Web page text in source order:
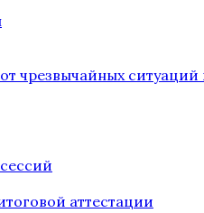
чрезвычайных
аттестации